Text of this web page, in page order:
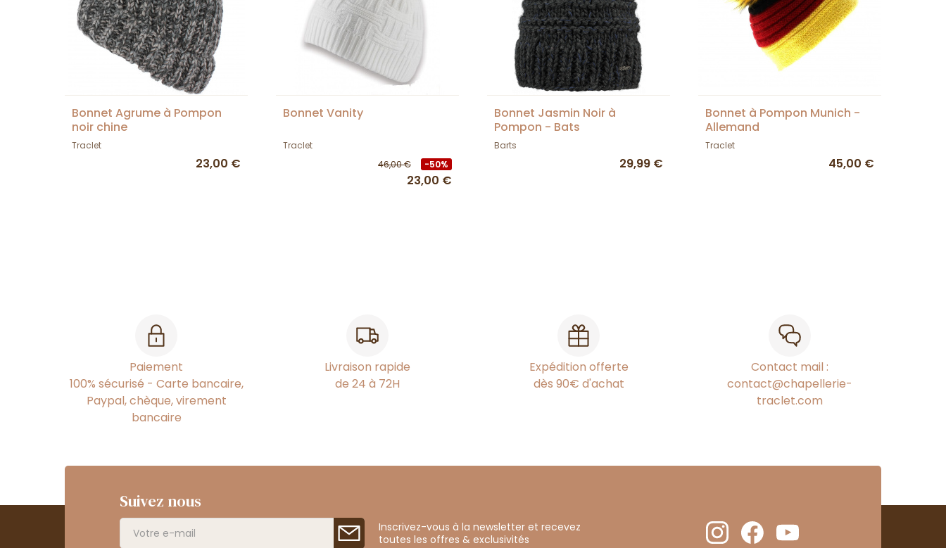
Bonnet Agrume à Pompon
noir chine
Traclet
23,00 €
Bonnet Vanity
Traclet
46,00 €
-50%
23,00 €
Bonnet Jasmin Noir à
Pompon - Bats
Barts
29,99 €
Bonnet à Pompon Munich -
Allemand
Traclet
45,00 €
Paiement
100% sécurisé - Carte bancaire,
Paypal, chèque, virement
bancaire
Livraison rapide
de 24 à 72H
Expédition offerte
dès 90€ d'achat
Contact mail :
contact@chapellerie-
traclet.com
Suivez nous
Inscrivez-vous à la newsletter et recevez
toutes les offres & exclusivités